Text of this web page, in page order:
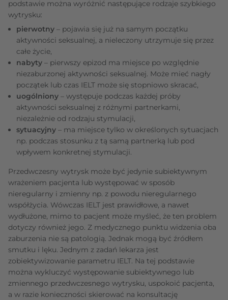
podstawie można wyróżnić następujące rodzaje szybkiego
wytrysku:
pierwotny – pojawia się już na samym początku
aktywności seksualnej, a nieleczony utrzymuje się przez
całe życie,
nabyty – pierwszy epizod ma miejsce po względnie
niezaburzonej aktywności seksualnej. Może mieć nagły
początek lub czas IELT może się stopniowo skracać,
uogólniony – występuje podczas każdej próby
aktywności seksualnej z różnymi partnerkami,
niezależnie od rodzaju stymulacji,
sytuacyjny – ma miejsce tylko w określonych sytuacjach
np. podczas stosunku z tą samą partnerką lub pod
wpływem konkretnej stymulacji.
Przedwczesny wytrysk może być jedynie subiektywnym
wrażeniem pacjenta lub występować w sposób
nieregularny i zmienny np. z powodu nieregularnego
współżycia. Wówczas IELT jest prawidłowe, a nawet
wydłużone, mimo to pacjent może myśleć, że ten problem
dotyczy również jego. Z medycznego punktu widzenia oba
zaburzenia nie są patologią. Jednak mogą być źródłem
smutku i lęku. Jednym z zadań lekarza jest
zobiektywizowanie parametru IELT. Na tej podstawie
można wykluczyć występowanie subiektywnego lub
zmiennego przedwczesnego wytrysku, uspokoić pacjenta,
a w razie konieczności skierować na konsultację